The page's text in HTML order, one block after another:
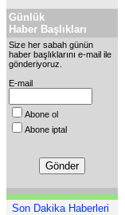
Günlük
Haber Başlıkları
Size her sabah günün
haber başlıklarını e-mail ile
gönderiyoruz.
E-mail
Abone ol
Abone iptal
Son Dakika Haberleri